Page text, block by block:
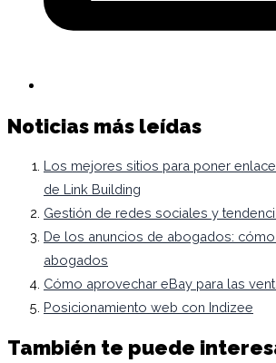
Noticias más leídas
Los mejores sitios para poner
de Link Building
Gestión de redes sociales y
De los anuncios de abogados:
abogados
Cómo aprovechar eBay para las
Posicionamiento web con Indizee
También te puede